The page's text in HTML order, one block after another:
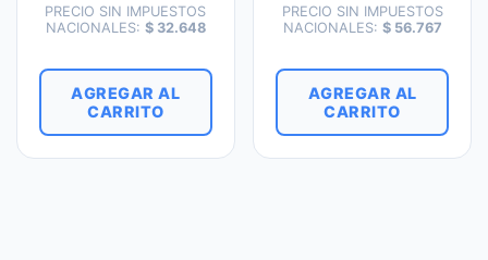
PRECIO SIN IMPUESTOS
NACIONALES: $32.648
AGREGAR AL
CARRITO
PRECIO SIN IMPUESTOS
NACIONALES: $56.767
AGREGAR AL
CARRITO